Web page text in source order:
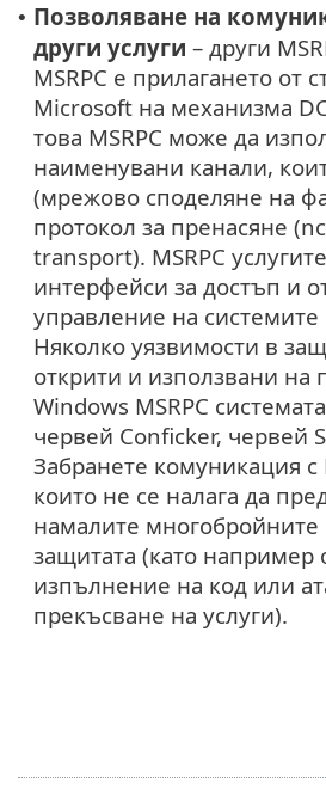
• Позволяване на
други услуги – други
MSRPC е прилагането от
Microsoft на механизма
това MSRPC може да
наименувани канали,
(мрежово споделяне на
протокол за пренасяне
transport). MSRPC
интерфейси за достъп и
управление на
Няколко уязвимости в
открити и използвани на
Windows MSRPC
червей Conficker, червей
Забранете комуникация с
които не се налага да
намалите многобройните
защитата (като например
изпълнение на код или
прекъсване на услуги).